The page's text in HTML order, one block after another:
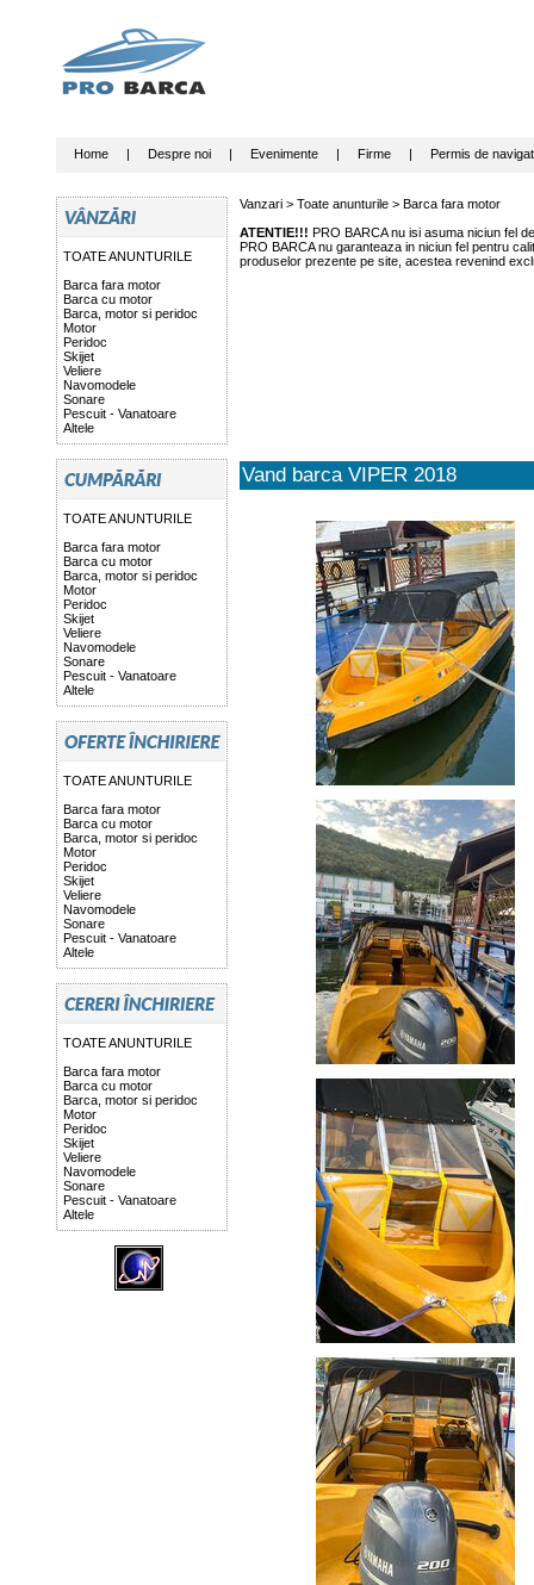
Home| Despre noi| Evenimente| Firme| Permis de
TOATE ANUNTURILE
Barca fara motor
Barca cu motor
Barca, motor si peridoc
Motor
Peridoc
Skijet
Veliere
Navomodele
Sonare
Pescuit - Vanatoare
Altele
TOATE ANUNTURILE
Barca fara motor
Barca cu motor
Barca, motor si peridoc
Motor
Peridoc
Skijet
Veliere
Navomodele
Sonare
Pescuit - Vanatoare
Altele
TOATE ANUNTURILE
Barca fara motor
Barca cu motor
Barca, motor si peridoc
Motor
Peridoc
Skijet
Veliere
Navomodele
Sonare
Pescuit - Vanatoare
Altele
TOATE ANUNTURILE
Barca fara motor
Barca cu motor
Barca, motor si peridoc
Motor
Peridoc
Skijet
Veliere
Navomodele
Sonare
Pescuit - Vanatoare
Altele
Vanzari > Toate anunturile> Barca fara motor
ATENTIE!!! PRO BARCA nu isi asuma niciun fel
PRO BARCA nu garanteaza in niciun fel pentru
produselor prezente pe site, acestea revenind
Vand barca VIPER 2018